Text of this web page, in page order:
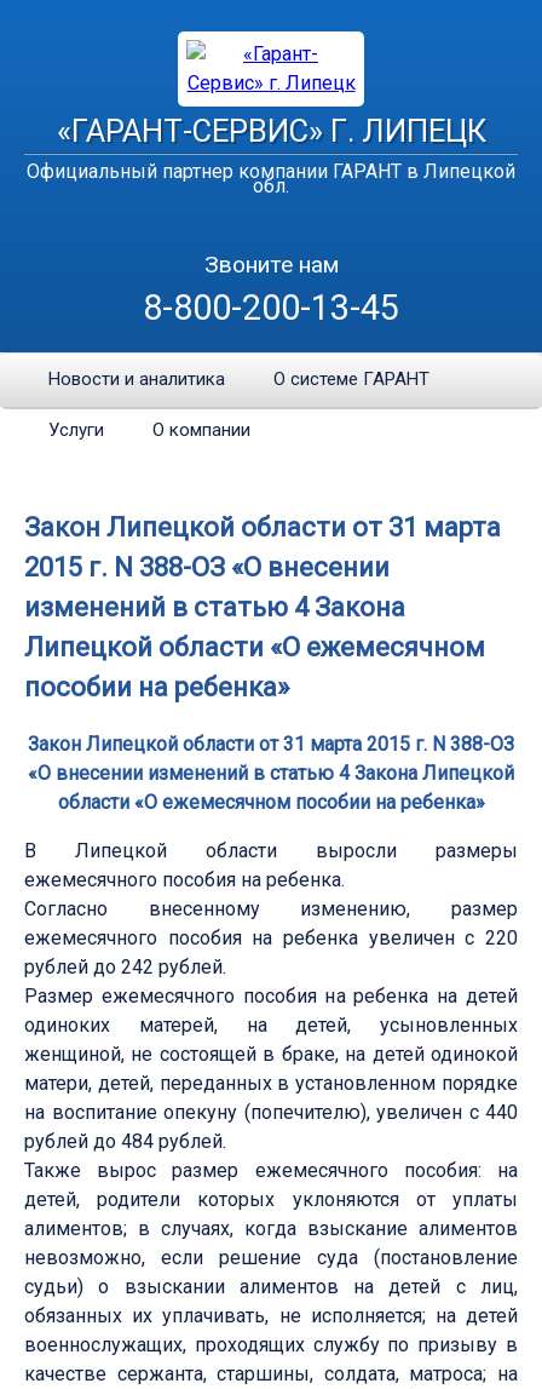
«ГАРАНТ-СЕРВИС» Г. ЛИПЕЦК
Официальный партнер компании ГАРАНТ в Липецкой
обл.
Звоните нам
8-800-200-13-45
Новости и аналитика О системе ГАРАНТ
Услуги О компании
Закон Липецкой области от 31 марта
2015 г. N 388-ОЗ «О внесении
изменений в статью 4 Закона
Липецкой области «О ежемесячном
пособии на ребенка»
Закон Липецкой области от 31 марта 2015 г. N 388-ОЗ
«О внесении изменений в статью 4 Закона Липецкой
области «О ежемесячном пособии на ребенка»
В Липецкой области выросли размеры
ежемесячного пособия на ребенка.
Согласно внесенному изменению, размер
ежемесячного пособия на ребенка увеличен с 220
рублей до 242 рублей.
Размер ежемесячного пособия на ребенка на детей
одиноких матерей, на детей, усыновленных
женщиной, не состоящей в браке, на детей одинокой
матери, детей, переданных в установленном порядке
на воспитание опекуну (попечителю), увеличен с 440
рублей до 484 рублей.
Также вырос размер ежемесячного пособия: на
детей, родители которых уклоняются от уплаты
алиментов; в случаях, когда взыскание алиментов
невозможно, если решение суда (постановление
судьи) о взыскании алиментов на детей с лиц,
обязанных их уплачивать, не исполняется; на детей
военнослужащих, проходящих службу по призыву в
качестве сержанта, старшины, солдата, матроса; на